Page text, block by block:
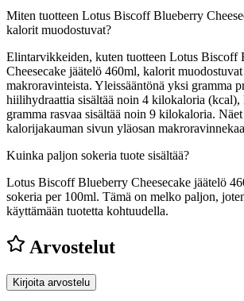
Miten tuotteen Lotus Biscoff Blueberry
kalorit muodostuvat?
Elintarvikkeiden, kuten tuotteen Lotus Biscoff
Cheesecake jäätelö 460ml, kalorit muodostuvat
makroravinteista. Yleissääntönä yksi gramma
hiilihydraattia sisältää noin 4 kilokaloria (kcal),
gramma rasvaa sisältää noin 9 kilokaloria.
kalorijakauman sivun yläosan
Kuinka paljon sokeria tuote sisältää?
Lotus Biscoff Blueberry Cheesecake jäätelö
sokeria per 100ml. Tämä on melko paljon,
käyttämään tuotetta kohtuudella.
Arvostelut
Kirjoita arvostelu